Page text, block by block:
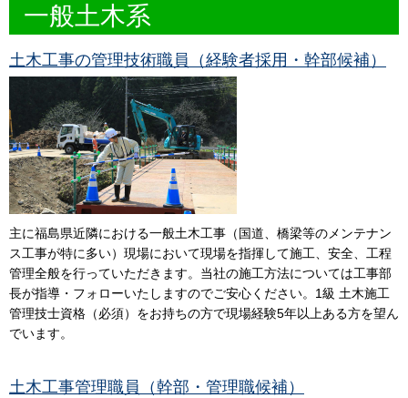
一般土木系
土木工事の管理技術職員（経験者採用・幹部候補）
主に福島県近隣における一般土木工事（国道、橋梁等のメンテナン
ス工事が特に多い）現場において現場を指揮して施工、安全、工程
管理全般を行っていただきます。当社の施工方法については工事部
長が指導・フォローいたしますのでご安心ください。1級 土木施工
管理技士資格（必須）をお持ちの方で現場経験5年以上ある方を望ん
でいます。
土木工事管理職員（幹部・管理職候補）